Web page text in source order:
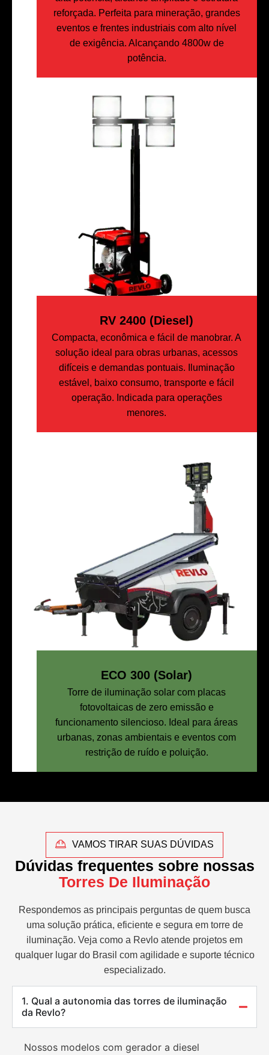
reforçada. Perfeita para mineração, grandes
eventos e frentes industriais com alto nível
de exigência. Alcançando 4800w de
potência.
RV 2400 (Diesel)
Compacta, econômica e fácil de manobrar. A
solução ideal para obras urbanas, acessos
difíceis e demandas pontuais. Iluminação
estável, baixo consumo, transporte e fácil
operação. Indicada para operações
menores.
ECO 300 (Solar)
Torre de iluminação solar com placas
fotovoltaicas de zero emissão e
funcionamento silencioso. Ideal para áreas
urbanas, zonas ambientais e eventos com
restrição de ruído e poluição.
VAMOS TIRAR SUAS DÚVIDAS
Dúvidas frequentes sobre nossas
Torres De Iluminação
Respondemos as principais perguntas de quem busca
uma solução prática, eficiente e segura em torre de
iluminação. Veja como a Revlo atende projetos em
qualquer lugar do Brasil com agilidade e suporte técnico
especializado.
1. Qual a autonomia das torres de iluminação
da Revlo?
Nossos modelos com gerador a diesel